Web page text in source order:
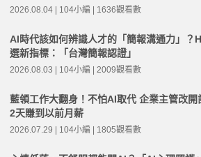
2026.08.04 | 104小編 | 1636觀看數
AI時代該如何辨識人才的「簡報溝通力」？
選新指標：「台灣簡報認證」
2026.08.03 | 104小編 | 2009觀看數
藍領工作大翻身！不怕AI取代 企業主管改開
2天賺到以前月薪
2026.07.29 | 104小編 | 1805觀看數